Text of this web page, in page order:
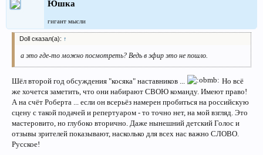
Юшка
гигант мысли
Doll сказал(а): ↑
а это где-то можно посмотреть? Ведь в эфир это не пошло.
Шёл второй год обсуждения "косяка" наставников ...
Но всё
же хочется заметить, что они набирают СВОЮ команду. Имеют право!
А на счёт Роберта ... если он всерьёз намерен пробиться на российскую
сцену с такой подачей и репертуаром - то точно нет, на мой взгляд. Это
мастеровито, но глубоко вторично. Даже нынешний детский Голос и
отзывы зрителей показывают, насколько для всех нас важно СЛОВО.
Русское!